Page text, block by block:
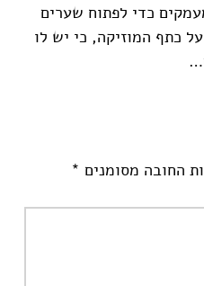
כדי לפתוח שערים
כתף המוזיקה, כי יש לו
החובה מסומנים *